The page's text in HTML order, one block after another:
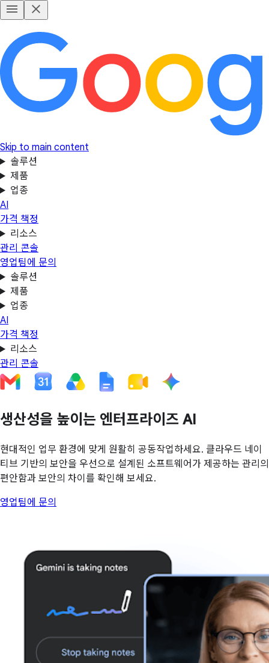
Skip to main content
솔루션
제품
업종
AI
가격 책정
리소스
관리 콘솔
영업팀에 문의
솔루션
제품
업종
AI
가격 책정
리소스
관리 콘솔
생산성을 높이는 엔터프라이즈 AI
현대적인 업무 환경에 맞게 원활히 공동작업하세요. 클라우드 네이
티브 기반의 보안을 우선으로 설계된 소프트웨어가 제공하는 관리의
편안함과 보안의 차이를 확인해 보세요.
영업팀에 문의